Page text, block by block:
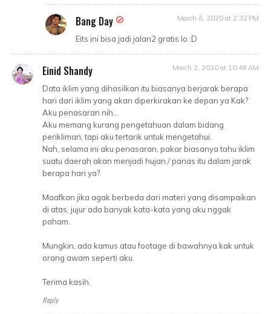
Bang Day March 6, 2020 at 2:32 PM
Eits ini bisa jadi jalan2 gratis lo :D
Einid Shandy March 2, 2020 at 10:48 AM
Data iklim yang dihasilkan itu biasanya berjarak berapa
hari dari iklim yang akan diperkirakan ke depan ya Kak?
Aku penasaran nih...
Aku memang kurang pengetahuan dalam bidang
perikliman, tapi aku tertarik untuk mengetahui.
Nah, selama ini aku penasaran, pakar biasanya tahu iklim
suatu daerah akan menjadi hujan / panas itu dalam jarak
berapa hari ya?
Maafkan jika agak berbeda dari materi yang disampaikan
di atas, jujur ada banyak kata-kata yang aku nggak
paham.
Mungkin, ada kamus atau footage di bawahnya kak untuk
orang awam seperti aku.
Terima kasih.
Reply